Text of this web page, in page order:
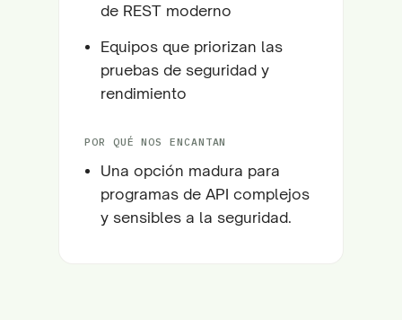
de REST moderno
Equipos que priorizan las
pruebas de seguridad y
rendimiento
POR QUÉ NOS ENCANTAN
Una opción madura para
programas de API complejos
y sensibles a la seguridad.